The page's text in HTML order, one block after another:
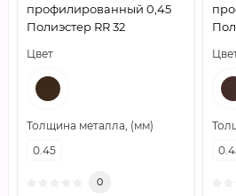
профилированный 0,45
Полиэстер RR 32
Цвет
Толщина металла, (мм)
0.45
0